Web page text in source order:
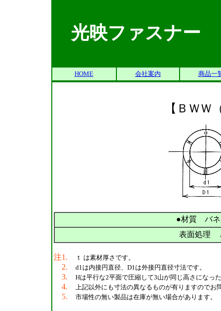
光映ファスナー
HOME 会社案内 商品一
【ＢＷＷ
●材質 バネ
表面処理
注1. ｔ は素材厚さです。
2. d1は内接円直径、D1は外接円直径寸法です。
3. Hは平行な2平面で圧縮して3山が同じ高さになっ
4. 上記以外にも寸法の異なるものが有りますのでお
5. 市場性の無い製品は在庫が無い場合があります。